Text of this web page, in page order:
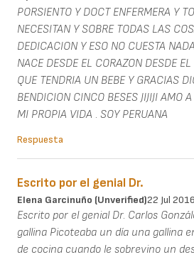
PORSIENTO Y DOCT ENFERMERA Y
NECESITAN Y SOBRE TODAS LAS
DEDICACION Y ESO NO CUESTA
NACE DESDE EL CORAZON DESDE
QUE TENDRIA UN BEBE Y GRACIAS
BENDICION CINCO BESES JIJIJI AMO
MI PROPIA VIDA . SOY PERUANA
Respuesta
Escrito por el genial Dr.
Elena Garcinuño (unverified)22 Jul 2016
Escrito por el genial Dr. Carlos
gallina Picoteaba un día una gallina
de cocina cuando le sobrevino un